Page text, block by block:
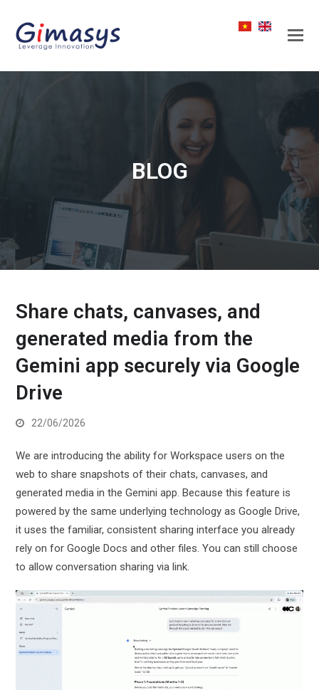
BLOG
Share chats, canvases, and
generated media from the
Gemini app securely via Google
Drive
22/06/2026
We are introducing the ability for Workspace users on the
web to share snapshots of their chats, canvases, and
generated media in the Gemini app. Because this feature is
powered by the same underlying technology as Google Drive,
it uses the familiar, consistent sharing interface you already
rely on for Google Docs and other files. You can still choose
to allow conversation sharing via link.